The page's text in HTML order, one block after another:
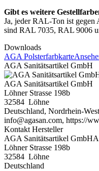
Gibt es weitere
Ja, jeder RAL-Ton ist gegen
sind RAL 7035, RAL 9006
Downloads
AGA Polsterfarbkarte
AGA Sanitätsartikel GmbH
AGA Sanitätsartikel GmbH
Löhner Strasse 198b
32584 Löhne
Deutschland, Nordrhein-
info@agasan.com, https://
Kontakt Hersteller
AGA Sanitätsartikel
Löhner Strasse 198b
32584 Löhne
Deutschland